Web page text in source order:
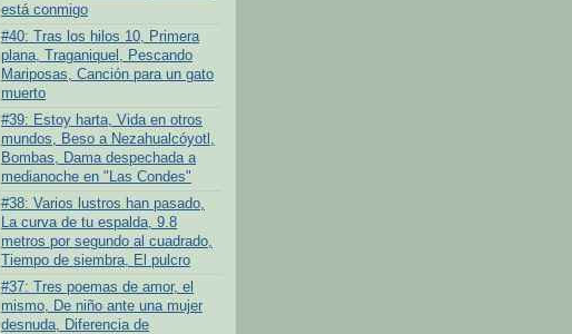
está conmigo
#40: Tras los hilos 10, Primera
plana, Traganiquel, Pescando
Mariposas, Canción para un gato
muerto
#39: Estoy harta, Vida en otros
mundos, Beso a Nezahualcóyotl,
Bombas, Dama despechada a
medianoche en "Las Condes"
#38: Varios lustros han pasado,
La curva de tu espalda, 9.8
metros por segundo al cuadrado,
Tiempo de siembra, El pulcro
#37: Tres poemas de amor, el
mismo, De niño ante una mujer
desnuda, Diferencia de